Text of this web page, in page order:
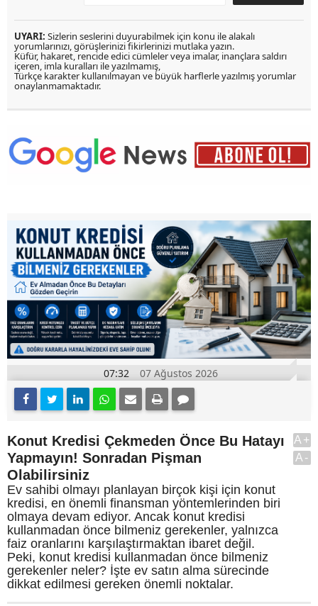
UYARI: Sizlerin seslerini duyurabilmek için konu ile alakalı
yorumlarınızı, görüşlerinizi fikirlerinizi mutlaka yazın.
Küfür, hakaret, rencide edici cümleler veya imalar, inançlara saldırı
içeren, imla kuralları ile yazılmamış,
Türkçe karakter kullanılmayan ve büyük harflerle yazılmış yorumlar
onaylanmamaktadır.
07:32 07 Ağustos 2026
Konut Kredisi Çekmeden Önce Bu Hatayı
Yapmayın! Sonradan Pişman
Olabilirsiniz
Ev sahibi olmayı planlayan birçok kişi için konut
kredisi, en önemli finansman yöntemlerinden biri
olmaya devam ediyor. Ancak konut kredisi
kullanmadan önce bilmeniz gerekenler, yalnızca
faiz oranlarını karşılaştırmaktan ibaret değil.
Peki, konut kredisi kullanmadan önce bilmeniz
gerekenler neler? İşte ev satın alma sürecinde
dikkat edilmesi gereken önemli noktalar.
A+
A-